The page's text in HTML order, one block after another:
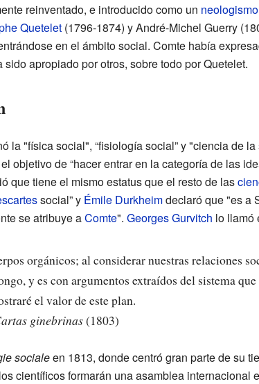
reinventado, e introducido como un neologismo
Quetelet(1796-1874) y André-Michel Guerry
en el ámbito social. Comte había
apropiado por otros, sobre todo por Quetelet.
la "física social", “fisiología social” y "ciencia de
objetivo de “hacer entrar en la categoría de las
que tiene el mismo estatus que el resto de las
social” y Émile Durkheimdeclaró que "es a
se atribuye aComte". Georges Gurvitch lo llamó
orgánicos; al considerar nuestras relaciones
y es con argumentos extraídos del sistema
el valor de este plan.
ginebrinas(1803)
socialeen 1813, donde centró gran parte de su
científicos formarán una asamblea internacional